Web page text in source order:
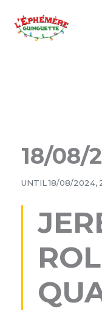
contenu
18/08/
UNTIL18/08/2024,